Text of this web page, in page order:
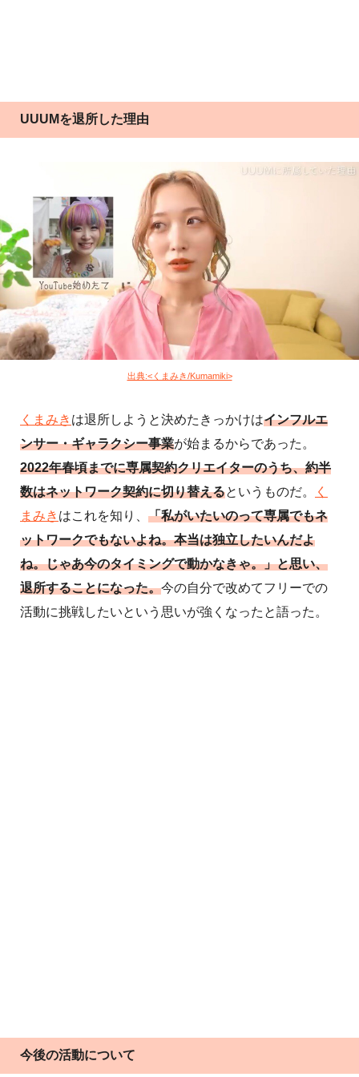
UUUMを退所した理由
出典:<くまみき/Kumamiki>
くまみき は退所しようと決めたきっかけはインフルエ
ンサー・ギャラクシー事業が始まるからであった。
2022年春頃までに専属契約クリエイターのうち、約半
数はネットワーク契約に切り替えるというものだ。
く
まみき はこれを知り、 「私がいたいのって専属でもネ
ットワークでもないよね。本当は独立したいんだよ
ね。じゃあ今のタイミングで動かなきゃ。」と思い、
退所することになった。今の自分で改めてフリーでの
活動に挑戦したいという思いが強くなったと語った。
今後の活動について